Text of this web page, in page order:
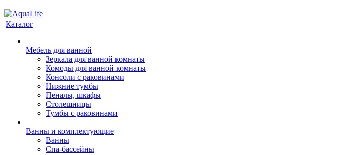
Каталог
Мебель для ванной
Зеркала для ванной комнаты
Комоды для ванной комнаты
Консоли с раковинами
Нижние тумбы
Пеналы, шкафы
Столешницы
Тумбы с раковинами
Ванны и комплектующие
Ванны
Спа-бассейны